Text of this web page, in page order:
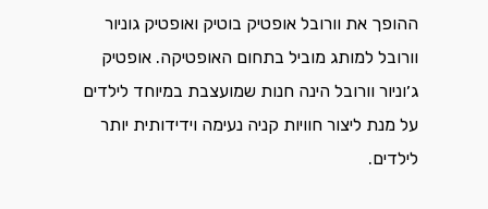
ההופך את וורובל אופטיק בוטיק ואופטיק גוניור
וורובל למותג מוביל בתחום האופטיקה. אופטיק
ג׳וניור וורובל הינה חנות שמועצבת במיוחד לילדים
על מנת ליצור חוויות קניה נעימה וידידותית יותר
לילדים.